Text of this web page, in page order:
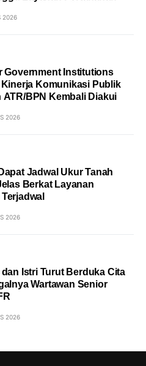
2026
Government Institutions
Kinerja Komunikasi Publik
ATR/BPN Kembali Diakui
2026
Jadwal Ukur Tanah
Berkat Layanan
2026
Istri Turut Berduka Cita
Wartawan Senior
2026